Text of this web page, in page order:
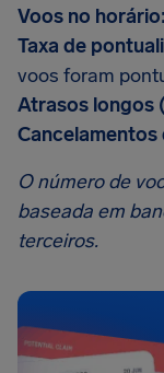
Voos no horário:
Taxa de
voos foram
Atrasos longos
Cancelamentos
O número de
baseada em
terceiros.